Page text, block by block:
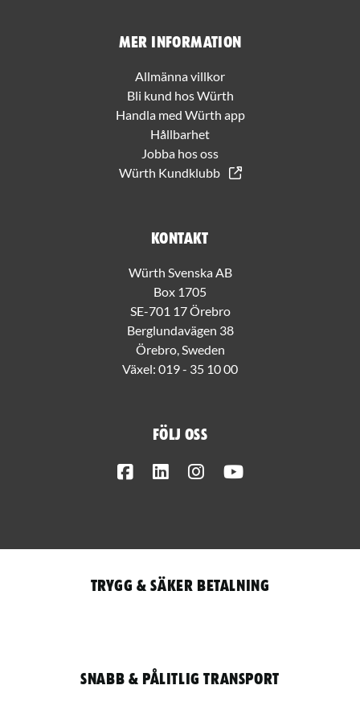
Mer information
Allmänna villkor
Bli kund hos Würth
Handla med Würth app
Hållbarhet
Jobba hos oss
Würth Kundklubb
Kontakt
Würth Svenska AB
Box 1705
SE-701 17 Örebro
Berglundavägen 38
Örebro, Sweden
Växel: 019 - 35 10 00
Följ oss
FacebookLinkedInInstagram
Trygg & säker betalning
Snabb & pålitlig transport